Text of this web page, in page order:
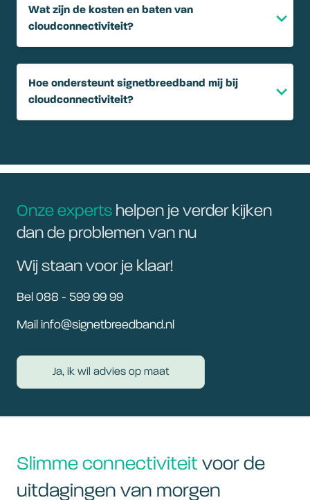
Wat zijn de kosten en baten van
cloudconnectiviteit?
Hoe ondersteunt signetbreedband mij bij
cloudconnectiviteit?
Onze experts helpen je verder kijken
dan de problemen van nu
Wij staan voor je klaar!
Bel 088 - 599 99 99
Mail info@signetbreedband.nl
Ja, ik wil advies op maat
Slimme connectiviteit voor de
uitdagingen van morgen